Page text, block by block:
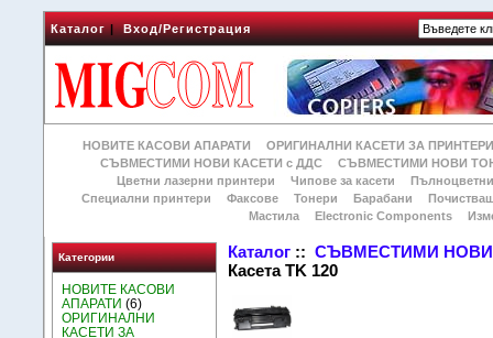
Каталог|Вход/Регистрация
НОВИТЕ КАСОВИ АПАРАТИ
ОРИГИНАЛНИ КАСЕТИ ЗА
СЪВМЕСТИМИ НОВИ КАСЕТИ с ДДС
СЪВМЕСТИМИ НОВИ
Цветни лазерни принтери
Чипове за касети
Специални принтери
Факсове Тонери Барабани
Мастила
Electronic Components
Категории
НОВИТЕ КАСОВИ
АПАРАТИ (6)
ОРИГИНАЛНИ
КАСЕТИ ЗА
Каталог ::СЪВМЕСТИМИ НОВИ
Касета TK 120